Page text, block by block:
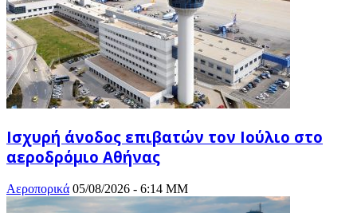
Ισχυρή άνοδος επιβατών τον Ιούλιο στο
αεροδρόμιο Αθήνας
Αεροπορικά 05/08/2026 - 6:14 ΜΜ